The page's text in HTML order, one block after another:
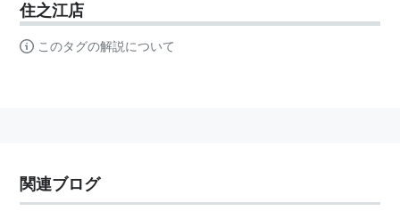
住之江店
このタグの解説について
関連ブログ